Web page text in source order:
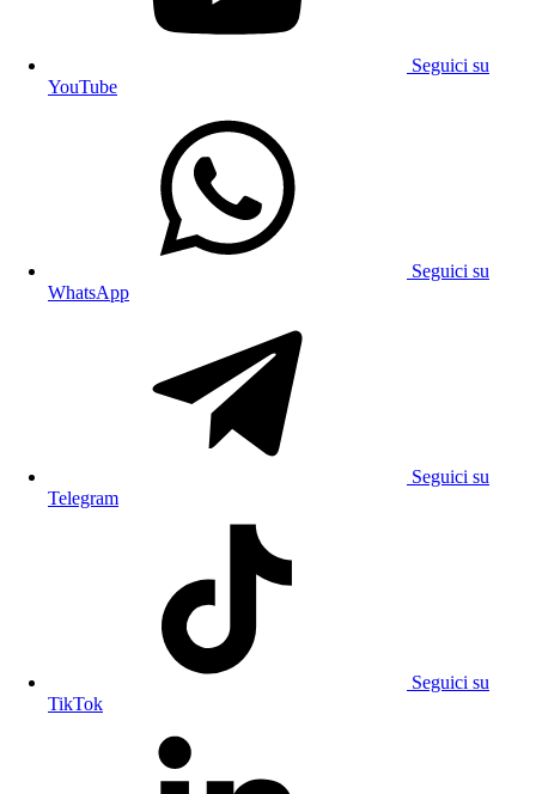
Seguici su
YouTube
Seguici su
WhatsApp
Seguici su
Telegram
Seguici su
TikTok